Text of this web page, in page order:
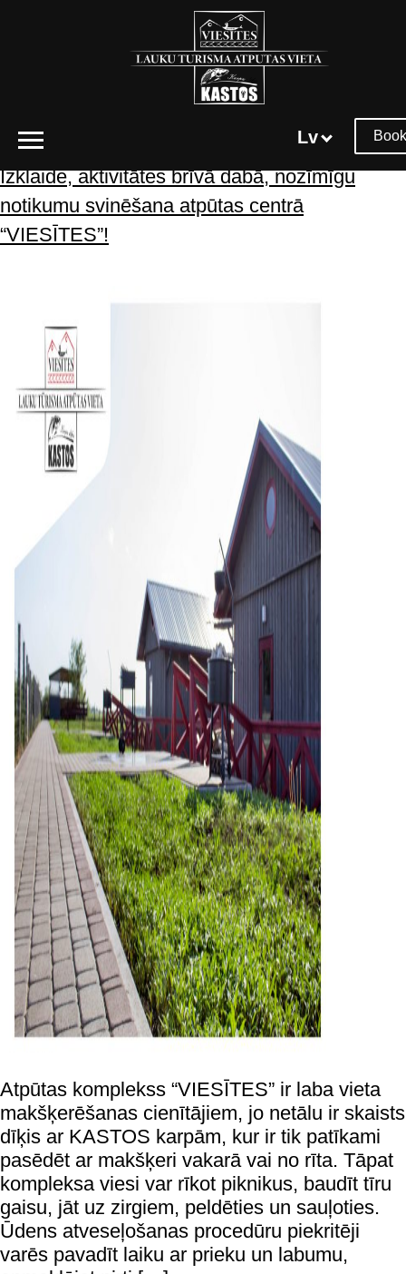
Lv
Tēmtura arhīvs:seminārs
Izklaide, aktivitātes brīvā dabā, nozīmīgu
notikumu svinēšana atpūtas centrā
“VIESĪTES”!
Atpūtas komplekss “VIESĪTES” ir laba vieta
makšķerēšanas cienītājiem, jo netālu ir skaists
dīķis ar KASTOS karpām, kur ir tik patīkami
pasēdēt ar makšķeri vakarā vai no rīta. Tāpat
kompleksa viesi var rīkot piknikus, baudīt tīru
gaisu, jāt uz zirgiem, peldēties un sauļoties.
Ūdens atveseļošanas procedūru piekritēji
varēs pavadīt laiku ar prieku un labumu,